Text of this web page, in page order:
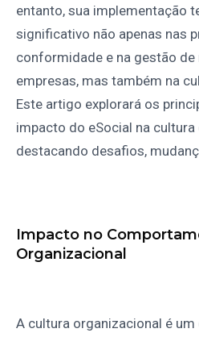
entanto, sua implementação
significativo não apenas nas
conformidade e na gestão
empresas, mas também na
Este artigo explorará os
impacto do eSocial na
destacando desafios,
Impacto no
Organizacional
A cultura organizacional é